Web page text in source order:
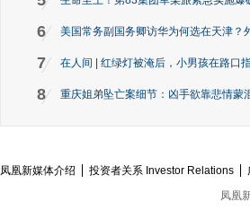
6 美国常务副国务卿访华为何选在天津？
7 在人间 | 红绿灯被淹后，小男孩在路口
8 重庆姐弟坠亡案细节：凶手欲靠悲情蒙
凤凰新媒体介绍 投资者关系 Investor Relations
凤凰